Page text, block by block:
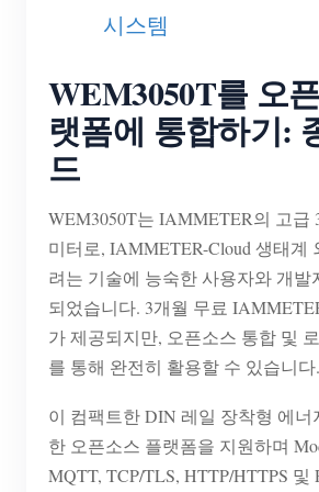
시스템
WEM3050T를 오
랫폼에 통합하기:
드
WEM3050T는 IAMMETER의 고급
미터로, IAMMETER-Cloud 생태계
려는 기술에 능숙한 사용자와 개발
되었습니다. 3개월 무료
가 제공되지만, 오픈소스 통합 및
를 통해 완전히 활용할 수 있습니다.
이 컴팩트한 DIN 레일 장착형 에너
한 오픈소스 플랫폼을 지원하며
MQTT, TCP/TLS, HTTP/HTTPS 및